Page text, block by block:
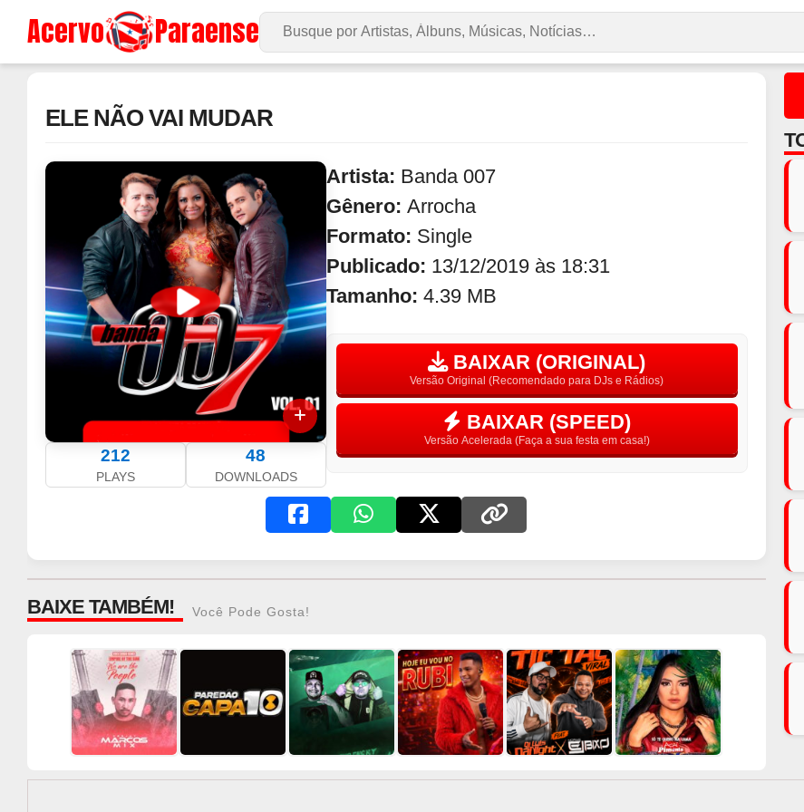
Acervo Paraense Buscar no Site
ELE NÃO VAI MUDAR
212
PLAYS
48
DOWNLOADS
Artista: Banda 007
Gênero: Arrocha
Formato: Single
Publicado: 13/12/2019 às 18:31
Tamanho: 4.39 MB
BAIXAR (ORIGINAL)
Versão Original (Recomendado para DJs e Rádios)
BAIXAR (SPEED)
Versão Acelerada (Faça a sua festa em casa!)
BAIXE TAMBÉM! Você Pode Gosta!